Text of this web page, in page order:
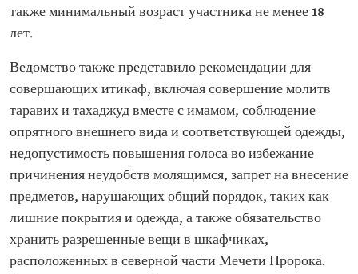
также минимальный возраст участника не менее 18
лет.
Ведомство также представило рекомендации для
совершающих итикаф, включая совершение молитв
таравих и тахаджуд вместе с имамом, соблюдение
опрятного внешнего вида и соответствующей одежды,
недопустимость повышения голоса во избежание
причинения неудобств молящимся, запрет на внесение
предметов, нарушающих общий порядок, таких как
лишние покрытия и одежда, а также обязательство
хранить разрешенные вещи в шкафчиках,
расположенных в северной части Мечети Пророка.